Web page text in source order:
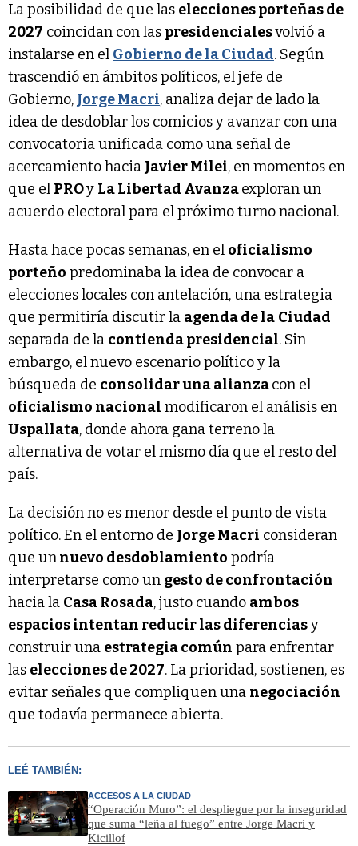
La posibilidad de que las elecciones porteñas de
2027 coincidan con las presidencialesvolvió a
instalarse en el Gobierno de la Ciudad. Según
trascendió en ámbitos políticos, el jefe de
Gobierno, Jorge Macri, analiza dejar de lado la
idea de desdoblar los comicios y avanzar con una
convocatoria unificada como una señal de
acercamiento hacia Javier Milei, en momentos en
que el PROy La Libertad Avanzaexploran un
acuerdo electoral para el próximo turno nacional.
Hasta hace pocas semanas, en el oficialismo
porteño predominaba la idea de convocar a
elecciones locales con antelación, una estrategia
que permitiría discutir la agenda de la Ciudad
separada de la contienda presidencial. Sin
embargo, el nuevo escenario político y la
búsqueda de consolidar una alianzacon el
oficialismo nacional modificaron el análisis en
Uspallata, donde ahora gana terreno la
alternativa de votar el mismo día que el resto del
país.
La decisión no es menor desde el punto de vista
político. En el entorno de Jorge Macri consideran
que unnuevo desdoblamiento podría
interpretarse como un gesto de confrontación
hacia la Casa Rosada, justo cuando ambos
espacios intentan reducir las diferenciasy
construir una estrategia común para enfrentar
las elecciones de 2027. La prioridad, sostienen, es
evitar señales que compliquen una negociación
que todavía permanece abierta.
LEÉ TAMBIÉN:
ACCESOS A LA CIUDAD
“Operación Muro”: el despliegue por la inseguridad
que suma “leña al fuego” entre Jorge Macri y
Kicillof